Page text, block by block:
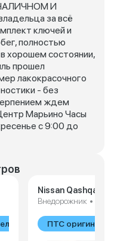
И
за всё
ключей и
полностью
хорошем состоянии,
прошел
лакокрасочного
- без
ждем
Марьино Часы
с 9:00 до
Nissan Qashqai
Внедорожник • 2016
ПТС оригинал